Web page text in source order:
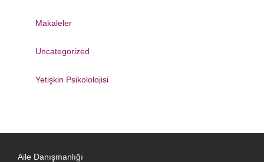
Makaleler
Uncategorized
Yetişkin Psikololojisi
Aile Danışmanlığı